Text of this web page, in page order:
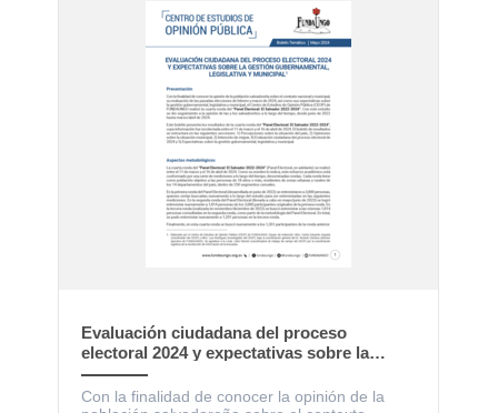
Evaluación ciudadana del proceso
electoral 2024 y expectativas sobre la
gestión gubernamental, legislativa y
municipal
Con la finalidad de conocer la opinión de la